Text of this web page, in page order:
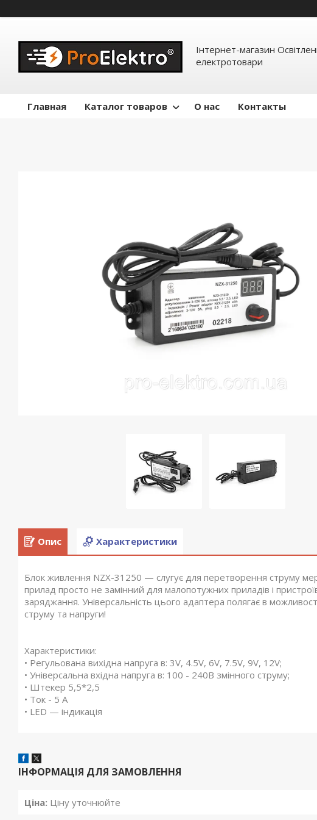
Інтернет-магазин
електротовари
Главная Каталог товаров О нас Контакты
Опис Характеристики
Блок живлення NZX-31250 — слугує для перетворення струму
прилад просто не замінний для малопотужних приладів і
заряджання. Універсальність цього адаптера полягає в
струму та напруги!
Характеристики:
• Регульована вихідна напруга в: 3V, 4.5V, 6V, 7.5V, 9V, 12V;
• Універсальна вхідна напруга в: 100 - 240В змінного струму;
• Штекер 5,5*2,5
• Ток - 5 A
• LED — індикація
ІНФОРМАЦІЯ ДЛЯ ЗАМОВЛЕННЯ
Ціна: Ціну уточнюйте